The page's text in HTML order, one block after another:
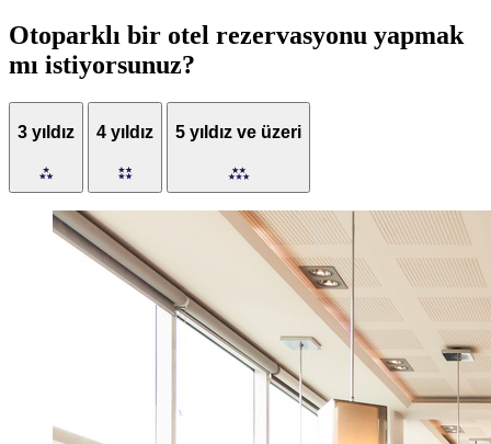
Otoparklı bir otel rezervasyonu yapmak
mı istiyorsunuz?
3 yıldız 4 yıldız 5 yıldız ve üzeri